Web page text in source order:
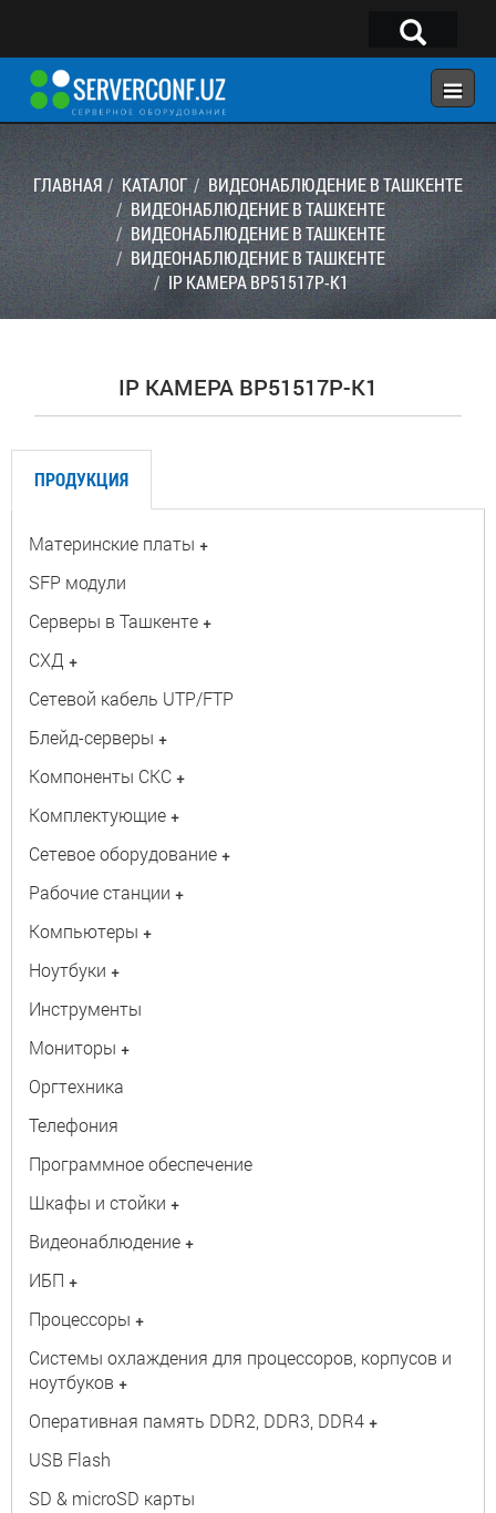
×
ГЛАВНАЯ
КОНФИГУРАТОР
КАТАЛОГ
Telegram:@serverconf_uz
Тел: (90) 932-18-00
ГЛАВНАЯ КАТАЛОГ
ВИДЕОНАБЛЮДЕНИЕ В ТАШКЕНТЕ
ВИДЕОНАБЛЮДЕНИЕ В ТАШКЕНТЕ
ВИДЕОНАБЛЮДЕНИЕ В ТАШКЕНТЕ
ВИДЕОНАБЛЮДЕНИЕ В ТАШКЕНТЕ
IP КАМЕРА BP51517P-K1
IP КАМЕРА BP51517P-K1
ПРОДУКЦИЯ
Материнские платы +
SFP модули
Серверы в Ташкенте +
СХД +
Сетевой кабель UTP/FTP
Блейд-серверы +
Компоненты СКС +
Комплектующие +
Сетевое оборудование +
Рабочие станции +
Компьютеры +
Ноутбуки +
Инструменты
Мониторы +
Оргтехника
Телефония
Программное обеспечение
Шкафы и стойки +
Видеонаблюдение +
ИБП +
Процессоры +
Системы охлаждения для процессоров, корпусов и
ноутбуков +
Оперативная память DDR2, DDR3, DDR4 +
USB Flash
SD & microSD карты